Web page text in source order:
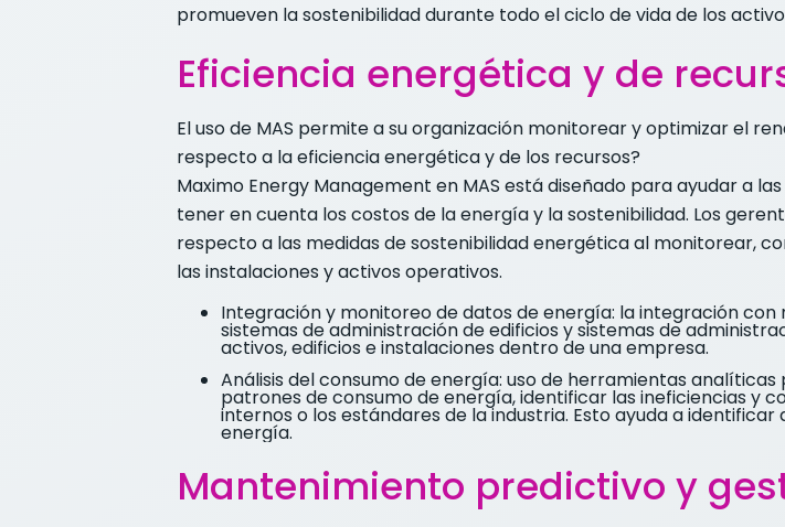
promueven la sostenibilidad durante todo el ciclo de vida de los
Eficiencia energética y de
El uso de MAS permite a su organización monitorear y optimizar el
respecto a la eficiencia energética y de los recursos?
Maximo Energy Management en MAS está diseñado para ayudar a
tener en cuenta los costos de la energía y la sostenibilidad. Los
respecto a las medidas de sostenibilidad energética al monitorear,
las instalaciones y activos operativos.
Integración y monitoreo de datos de energía: la integración
sistemas de administración de edificios y sistemas de
activos, edificios e instalaciones dentro de una empresa.
Análisis del consumo de energía: uso de herramientas
patrones de consumo de energía, identificar las ineficiencias y
internos o los estándares de la industria. Esto ayuda a
energía.
Mantenimiento predictivo y